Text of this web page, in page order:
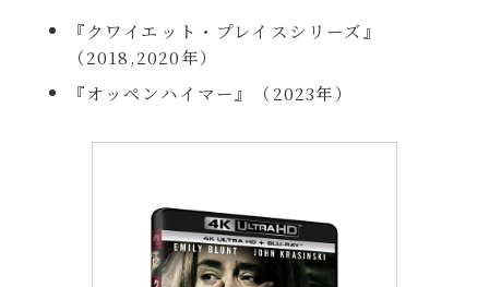
『クワイエット・プレイスシリーズ』
（2018,2020年）
『オッペンハイマー』（2023年）